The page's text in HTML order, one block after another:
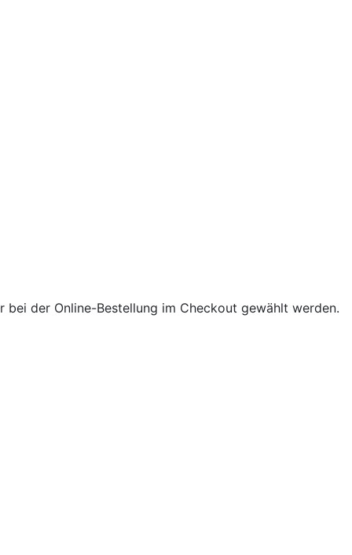
der Online-Bestellung im Checkout gewählt werden.